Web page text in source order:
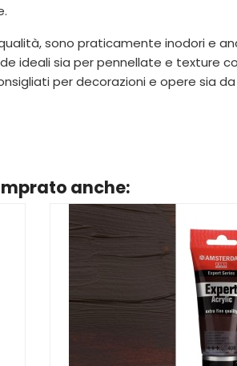
sono praticamente inodori e
ideali sia per pennellate e texture
per decorazioni e opere sia
anche: